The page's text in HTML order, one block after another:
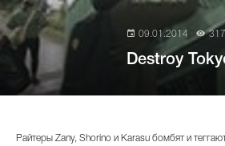
09.01.2014
Destroy
Райтеры Zany, Shorino и Karasu бомбят и